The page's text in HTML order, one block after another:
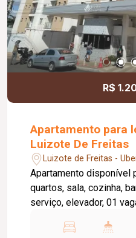
R$
Apartamento para
Luizote De Freitas
Luizote de Freitas -
Apartamento disponível
quartos, sala, cozinha,
serviço, elevador, 01
piscina e salão de